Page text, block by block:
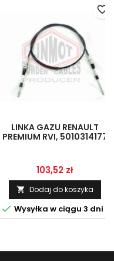
LINKA GAZU RENAULT
PREMIUM RVI, 5010314177
Cena
103,52 zł
 Dodaj do koszyka
 Wysyłka w ciągu 3 dni
favorite_border